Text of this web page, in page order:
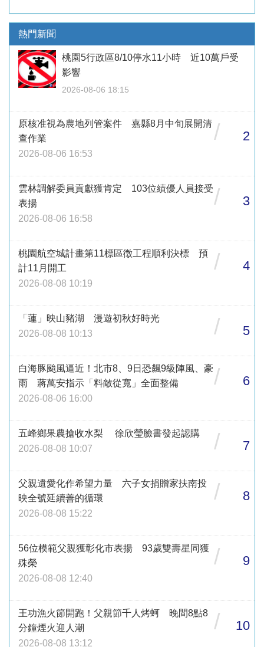
熱門新聞
桃園5行政區8/10停水11小時 近10萬戶受
影響
2026-08-06 18:15
原核准視為農地列管案件 嘉縣8月中旬展開清
查作業
2026-08-06 16:53
/ 2
雲林調解委員貢獻獲肯定 103位績優人員接受
表揚
2026-08-06 16:58
/ 3
桃園航空城計畫第11標區徵工程順利決標 預
計11月開工
2026-08-08 10:19
/ 4
「蓮」映山豬湖 漫遊初秋好時光
2026-08-08 10:13
/ 5
白海豚颱風逼近！北市8、9日恐飆9級陣風、豪
雨 蔣萬安指示「料敵從寬」全面整備
2026-08-06 16:00
/ 6
五峰鄉果農搶收水梨 徐欣瑩臉書發起認購
2026-08-08 10:07
/ 7
父親遺愛化作希望力量 六子女捐贈家扶南投
映全號延續善的循環
2026-08-08 15:22
/ 8
56位模範父親獲彰化市表揚 93歲雙壽星同獲
殊榮
2026-08-08 12:40
/ 9
王功漁火節開跑！父親節千人烤蚵 晚間8點8
分鐘煙火迎人潮
2026-08-08 13:12
/ 10